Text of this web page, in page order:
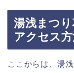
湯浅まつ
アクセス
ここからは、湯